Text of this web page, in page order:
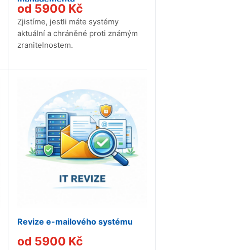
od 5900 Kč
Zjistíme, jestli máte systémy
aktuální a chráněné proti známým
zranitelnostem.
Revize e-mailového systému
od 5900 Kč